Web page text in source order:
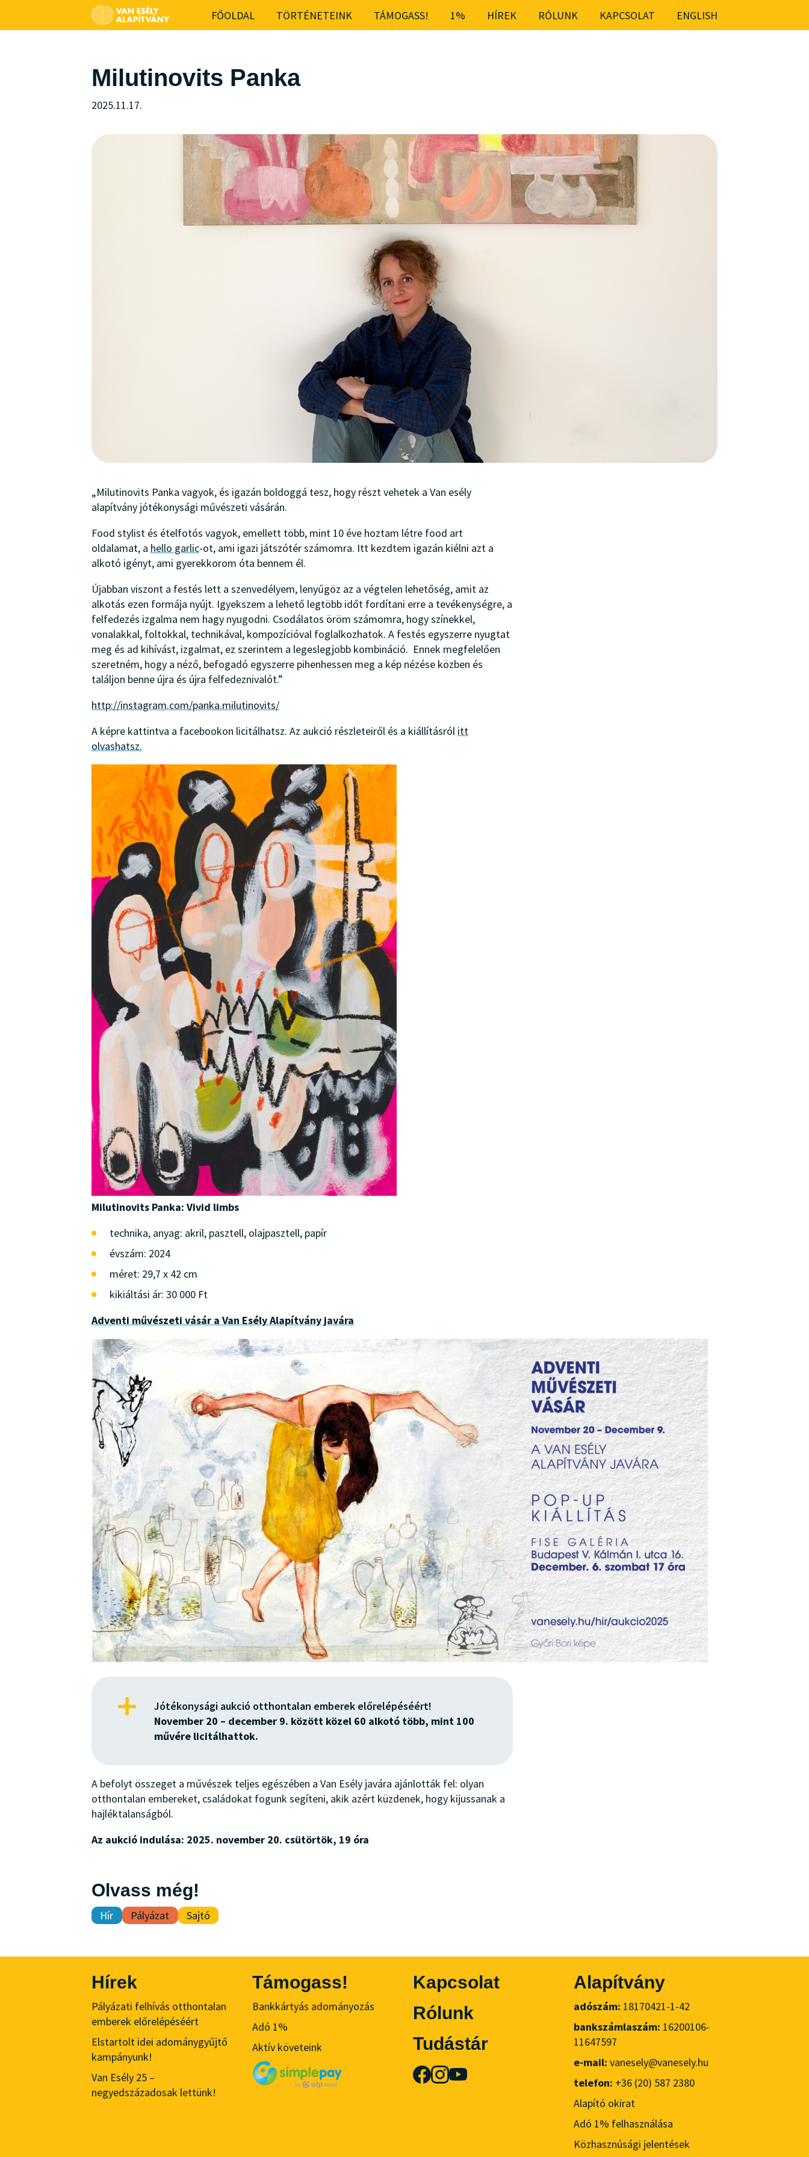
FŐOLDAL TÖRTÉNETEINK TÁMOGASS! 1% HÍREK RÓLUNK KAPCSOLAT ENGLISH
Milutinovits Panka
2025.11.17.
„Milutinovits Panka vagyok, és igazán boldoggá tesz, hogy részt vehetek a Van esély
alapítvány jótékonysági művészeti vásárán.
Food stylist és ételfotós vagyok, emellett több, mint 10 éve hoztam létre food art
oldalamat, a hello garlic-ot, ami igazi játszótér számomra. Itt kezdtem igazán kiélni azt a
alkotó igényt, ami gyerekkorom óta bennem él.
Újabban viszont a festés lett a szenvedélyem, lenyűgöz az a végtelen lehetőség, amit az
alkotás ezen formája nyújt. Igyekszem a lehető legtöbb időt fordítani erre a tevékenységre, a
felfedezés izgalma nem hagy nyugodni. Csodálatos öröm számomra, hogy színekkel,
vonalakkal, foltokkal, technikával, kompozícióval foglalkozhatok. A festés egyszerre nyugtat
meg és ad kihívást, izgalmat, ez szerintem a legeslegjobb kombináció. Ennek megfelelően
szeretném, hogy a néző, befogadó egyszerre pihenhessen meg a kép nézése közben és
találjon benne újra és újra felfedeznivalót.”
http://instagram.com/panka.milutinovits/
A képre kattintva a facebookon licitálhatsz. Az aukció részleteiről és a kiállításról itt
olvashatsz.
Milutinovits Panka: Vivid limbs
technika, anyag: akril, pasztell, olajpasztell, papír
évszám: 2024
méret: 29,7 x 42 cm
kikiáltási ár: 30 000 Ft
Adventi művészeti vásár a Van Esély Alapítvány javára
Jótékonysági aukció otthontalan emberek előrelépéséért!
November 20 – december 9. között közel 60 alkotó több, mint 100
művére licitálhattok.
A befolyt összeget a művészek teljes egészében a Van Esély javára ajánlották fel: olyan
otthontalan embereket, családokat fogunk segíteni, akik azért küzdenek, hogy kijussanak a
hajléktalanságból.
Az aukció indulása: 2025. november 20. csütörtök, 19 óra
Olvass még!
Hír Pályázat Sajtó
Hírek
Pályázati felhívás otthontalan
emberek előrelépéséért
Elstartolt idei adománygyűjtő
kampányunk!
Van Esély 25 –
negyedszázadosak lettünk!
Támogass!
Bankkártyás adományozás
Adó 1%
Aktív követeink
Kapcsolat
Rólunk
Tudástár
Alapítvány
adószám: 18170421-1-42
bankszámlaszám: 16200106-
11647597
e-mail: vanesely@vanesely.hu
telefon: +36 (20) 587 2380
Alapító okirat
Adó 1% felhasználása
Közhasznúsági jelentések